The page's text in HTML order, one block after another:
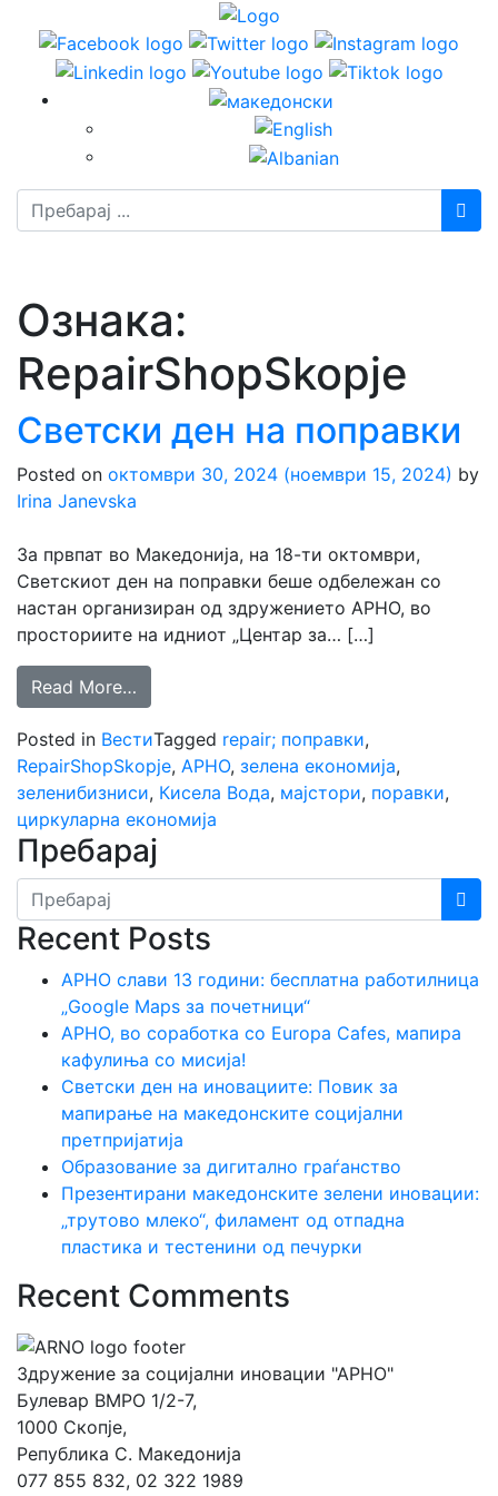
Ознака:
RepairShopSkopje
Светски ден на поправки
Posted on октомври 30, 2024 (ноември 15, 2024) by
Irina Janevska
За првпат во Македонија, на 18-ти октомври,
Светскиот ден на поправки беше одбележан со
настан организиран од здружението АРНО, во
просториите на идниот „Центар за… […]
Read More…
Posted in ВестиTagged repair; поправки,
RepairShopSkopje, АРНО, зелена економија,
зеленибизниси, Кисела Вода, мајстори, поравки,
циркуларна економија
Пребарај
Recent Posts
АРНО слави 13 години: бесплатна работилница
„Google Maps за почетници“
АРНО, во соработка со Europa Cafes, мапира
кафулиња со мисија!
Светски ден на иновациите: Повик за
мапирање на македонските социјални
претпријатија
Образование за дигитално граѓанство
Презентирани македонските зелени иновации:
„трутово млеко“, филамент од отпадна
пластика и тестенини од печурки
Recent Comments
Здружение за социјални иновации "АРНО"
Булевар ВМРО 1/2-7,
1000 Скопје,
Република С. Македонија
077 855 832, 02 322 1989